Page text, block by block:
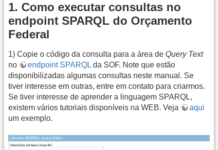
1. Como executar consultas no
endpoint SPARQL do Orçamento
Federal
1) Copie o código da consulta para a área de Query Text
no
endpoint SPARQL da SOF. Note que estão
disponibilizadas algumas consultas neste manual. Se
tiver interesse em outras, entre em contato para criarmos.
Se tiver interesse de aprender a linguagem SPARQL,
existem vários tutoriais disponíveis na WEB. Veja
aqui
um exemplo.